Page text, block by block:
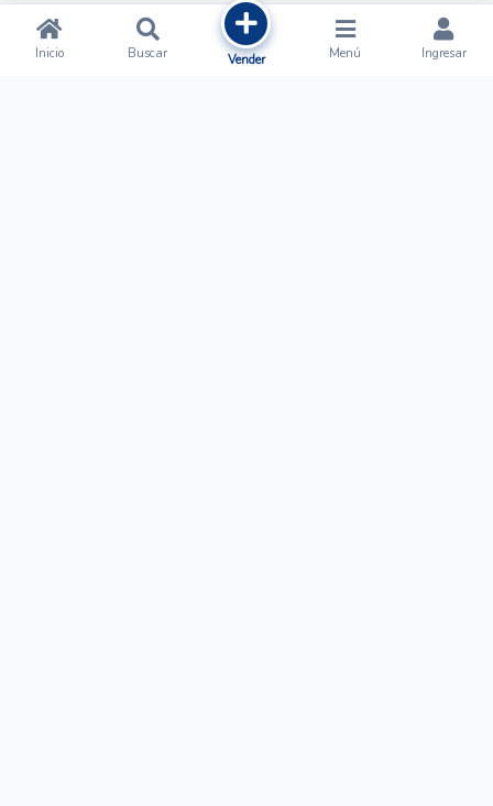
Inicio Buscar Vender Menú Ingresar